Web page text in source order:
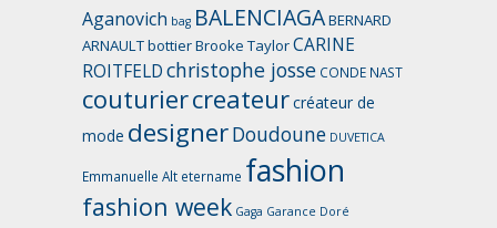
Aganovich bag BALENCIAGABERNARD
ARNAULTbottierBrooke TaylorCARINE
ROITFELDchristophe josse CONDE NAST
couturiercreateurcréateur de
mode designerDoudoune DUVETICA
Emmanuelle Alt etername fashion
fashion week Gaga Garance Doré